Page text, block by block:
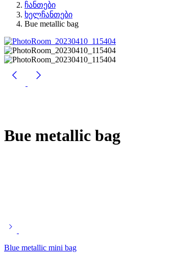
ჩანთები
ხელჩანთები
Bue metallic bag
Bue metallic bag
Blue metallic mini bag